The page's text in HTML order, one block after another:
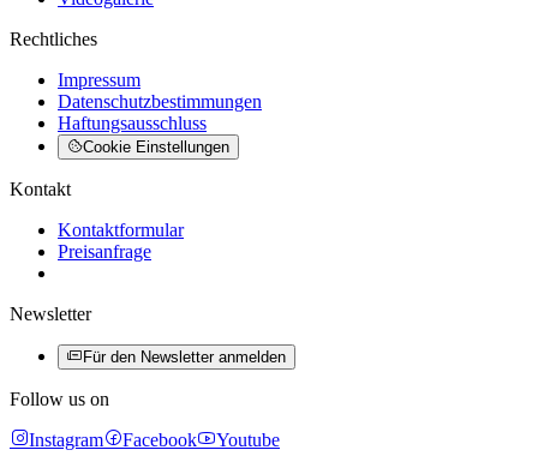
Rechtliches
Impressum
Datenschutzbestimmungen
Haftungsausschluss
Cookie Einstellungen
Kontakt
Kontaktformular
Preisanfrage
Newsletter
Für den Newsletter anmelden
Follow us on
Instagram
Facebook Youtube